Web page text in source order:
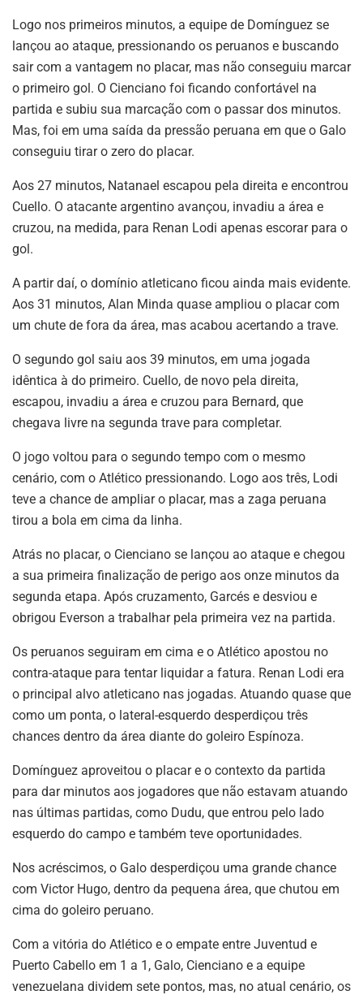
Logo nos primeiros minutos, a equipe de Domínguez se
lançou ao ataque, pressionando os peruanos e buscando
sair com a vantagem no placar, mas não conseguiu marcar
o primeiro gol. O Cienciano foi ficando confortável na
partida e subiu sua marcação com o passar dos minutos.
Mas, foi em uma saída da pressão peruana em que o Galo
conseguiu tirar o zero do placar.
Aos 27 minutos, Natanael escapou pela direita e encontrou
Cuello. O atacante argentino avançou, invadiu a área e
cruzou, na medida, para Renan Lodi apenas escorar para o
gol.
A partir daí, o domínio atleticano ficou ainda mais evidente.
Aos 31 minutos, Alan Minda quase ampliou o placar com
um chute de fora da área, mas acabou acertando a trave.
O segundo gol saiu aos 39 minutos, em uma jogada
idêntica à do primeiro. Cuello, de novo pela direita,
escapou, invadiu a área e cruzou para Bernard, que
chegava livre na segunda trave para completar.
O jogo voltou para o segundo tempo com o mesmo
cenário, com o Atlético pressionando. Logo aos três, Lodi
teve a chance de ampliar o placar, mas a zaga peruana
tirou a bola em cima da linha.
Atrás no placar, o Cienciano se lançou ao ataque e chegou
a sua primeira finalização de perigo aos onze minutos da
segunda etapa. Após cruzamento, Garcés e desviou e
obrigou Everson a trabalhar pela primeira vez na partida.
Os peruanos seguiram em cima e o Atlético apostou no
contra-ataque para tentar liquidar a fatura. Renan Lodi era
o principal alvo atleticano nas jogadas. Atuando quase que
como um ponta, o lateral-esquerdo desperdiçou três
chances dentro da área diante do goleiro Espínoza.
Domínguez aproveitou o placar e o contexto da partida
para dar minutos aos jogadores que não estavam atuando
nas últimas partidas, como Dudu, que entrou pelo lado
esquerdo do campo e também teve oportunidades.
Nos acréscimos, o Galo desperdiçou uma grande chance
com Victor Hugo, dentro da pequena área, que chutou em
cima do goleiro peruano.
Com a vitória do Atlético e o empate entre Juventud e
Puerto Cabello em 1 a 1, Galo, Cienciano e a equipe
venezuelana dividem sete pontos, mas, no atual cenário, os